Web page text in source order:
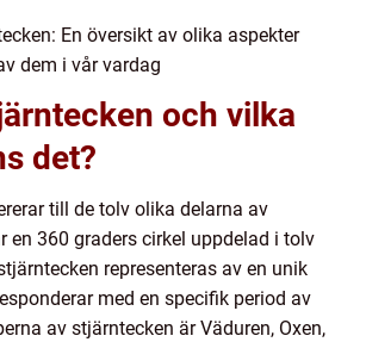
En översikt av olika aspekter
dem i vår vardag
och vilka
det?
till de tolv olika delarna av
en 360 graders cirkel uppdelad i tolv
representeras av en unik
med en specifik period av
av stjärntecken är Väduren, Oxen,